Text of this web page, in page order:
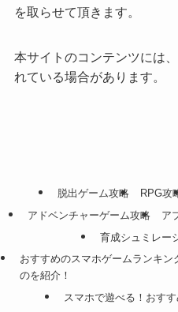
を取らせて頂きます。
本サイトのコンテンツには
れている場合があります。
脱出ゲーム攻略 RPG攻
アドベンチャーゲーム攻略
ア
育成シュミレー
おすすめのスマホゲームランキ
のを紹介！
スマホで遊べる！おす